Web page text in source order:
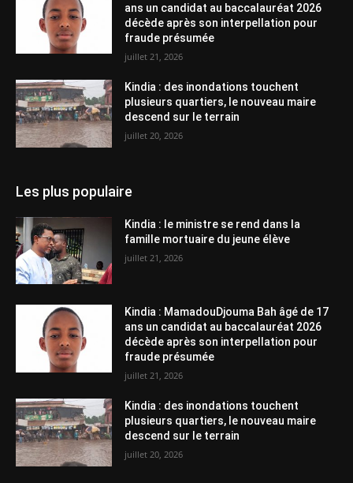
ans un candidat au baccalauréat 2026
décède après son interpellation pour
fraude présumée
juillet 21, 2026
Kindia : des inondations touchent
plusieurs quartiers, le nouveau maire
descend sur le terrain
juillet 20, 2026
Les plus populaire
Kindia : le ministre se rend dans la
famille mortuaire du jeune élève
juillet 21, 2026
Kindia : MamadouDjouma Bah âgé de 17
ans un candidat au baccalauréat 2026
décède après son interpellation pour
fraude présumée
juillet 21, 2026
Kindia : des inondations touchent
plusieurs quartiers, le nouveau maire
descend sur le terrain
juillet 20, 2026